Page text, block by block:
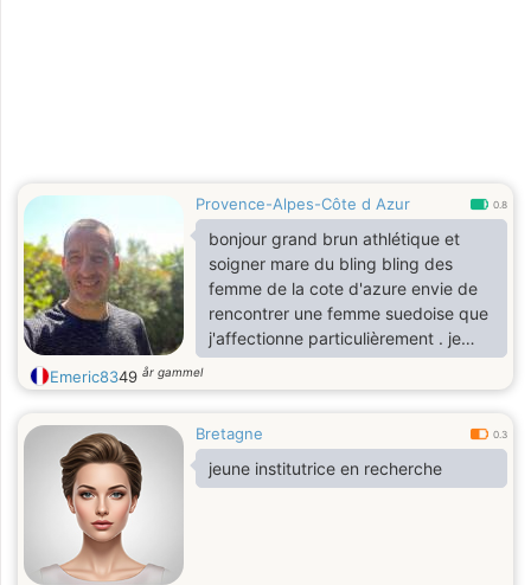
Provence-Alpes-Côte d Azur 0.8
bonjour grand brun athlétique et
soigner mare du bling bling des
femme de la cote d'azure envie de
rencontrer une femme suedoise que
j'affectionne particulièrement . je
suis un homme qui aime la nature et
la vie ,aventurier et tres joueur j'ai
vie dans ma maison dans un petit
village qui a enormément de charme
les adrets de l'esterel avec ma fille a
Emeric8349 år gammel
Bretagne 0.3
jeune institutrice en recherche